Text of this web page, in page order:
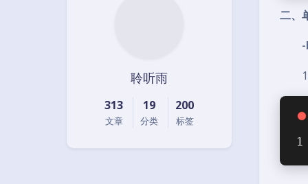
聆听雨
313
文章
19
分类
200
标签
二、
-
1